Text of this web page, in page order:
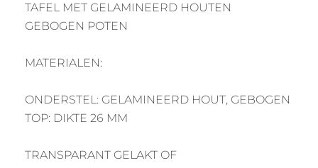
TAFEL MET GELAMINEERD HOUTEN
GEBOGEN POTEN
MATERIALEN:
ONDERSTEL: GELAMINEERD HOUT, GEBOGEN
TOP: DIKTE 26 MM
TRANSPARANT GELAKT OF